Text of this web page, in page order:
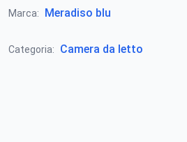
Marca: Meradiso blu
Categoria: Camera da letto